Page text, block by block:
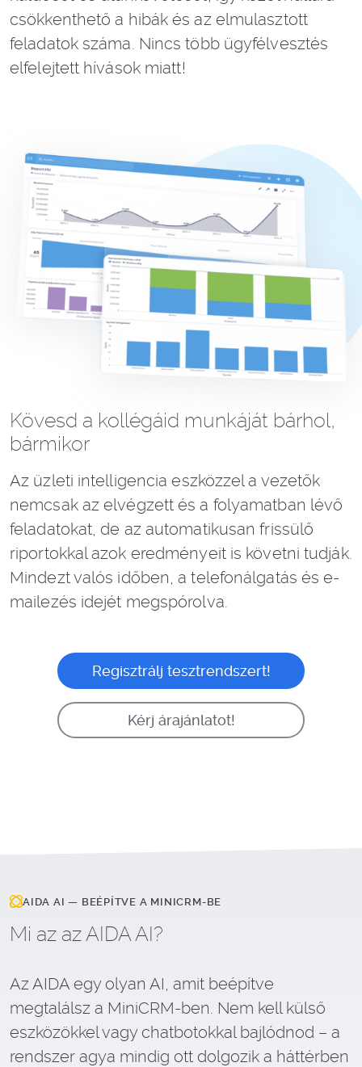
csökkenthető a hibák és az elmulasztott
feladatok száma. Nincs több ügyfélvesztés
elfelejtett hívások miatt!
Kövesd a kollégáid munkáját bárhol,
bármikor
Az üzleti intelligencia eszközzel a vezetők
nemcsak az elvégzett és a folyamatban lévő
feladatokat, de az automatikusan frissülő
riportokkal azok eredményeit is követni tudják.
Mindezt valós időben, a telefonálgatás és e-
mailezés idejét megspórolva.
Regisztrálj tesztrendszert!
Kérj árajánlatot!
AIDA AI — BEÉPÍTVE A MINICRM-BE
Mi az az AIDA AI?
Az AIDA egy olyan AI, amit beépítve
megtalálsz a MiniCRM-ben. Nem kell külső
eszközökkel vagy chatbotokkal bajlódnod – a
rendszer agya mindig ott dolgozik a háttérben